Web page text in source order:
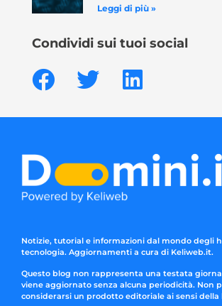
Leggi di più »
Condividi sui tuoi social
Notizie, tutorial e informazioni dal mondo degli
tecnologia. Aggiornamenti a cura di Keliweb.it.
Questo blog non rappresenta una testata
viene aggiornato senza alcuna periodicità. Non
considerarsi un prodotto editoriale ai sensi della